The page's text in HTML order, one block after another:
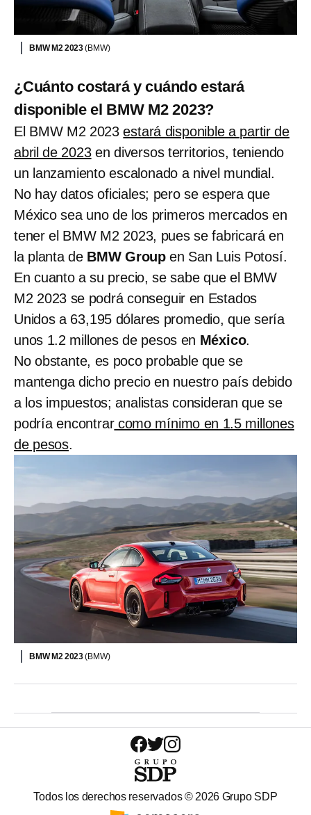
BMW M2 2023(BMW)
¿Cuánto costará y cuándo estará
disponible el BMW M2 2023?
El BMW M2 2023estará disponible a partir de
abril de 2023en diversos territorios, teniendo
un lanzamiento escalonado a nivel mundial.
No hay datos oficiales; pero se espera que
México sea uno de los primeros mercados en
tener el BMW M2 2023, pues se fabricará en
la planta de BMW Group en San Luis Potosí.
En cuanto a su precio, se sabe que el BMW
M2 2023 se podrá conseguir en Estados
Unidos a 63,195 dólares promedio, que sería
unos 1.2 millones de pesos en México.
No obstante, es poco probable que se
mantenga dicho precio en nuestro país debido
a los impuestos; analistas consideran que se
podría encontrarcomo mínimo en 1.5 millones
de pesos.
BMW M2 2023(BMW)
Todos los derechos reservados © 2026 Grupo SDP